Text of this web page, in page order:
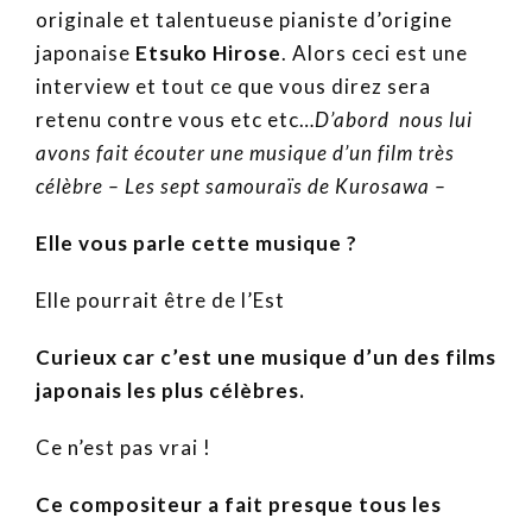
originale et talentueuse pianiste d’origine
japonaise Etsuko Hirose. Alors ceci est une
interview et tout ce que vous direz sera
retenu contre vous etc etc…D’abord nous lui
avons fait écouter une musique d’un film très
célèbre – Les sept samouraïs de Kurosawa –
Elle vous parle cette musique ?
Elle pourrait être de l’Est
Curieux car c’est une musique d’un des films
japonais les plus célèbres.
Ce n’est pas vrai !
Ce compositeur a fait presque tous les